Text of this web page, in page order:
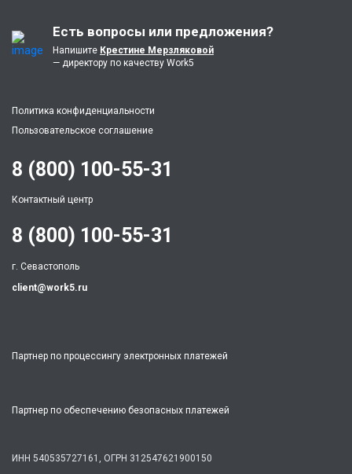
Есть вопросы или предложения?
Напишите Крестине Мерзляковой
— директору по качеству Work5
Политика конфиденциальности
Пользовательское соглашение
Партнер по процессингу электронных платежей
Партнер по обеспечению безопасных платежей
ИНН 540535727161, ОГРН 312547621900150
8 (800) 100-55-31
Контактный центр
8 (800) 100-55-31
г. Севастополь
client@work5.ru